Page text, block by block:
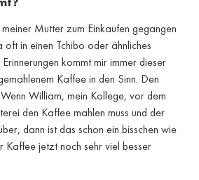
Mutter zum Einkaufen gegangen
oft in einen Tchibo oder ähnliches
kommt mir immer dieser
Kaffee in den Sinn. Den
William, mein Kollege, vor dem
den Kaffee mahlen muss und der
dann ist das schon ein bisschen wie
Kaffee jetzt noch sehr viel besser